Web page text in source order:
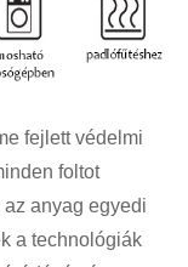
fejlett védelmi
foltot
anyag egyedi
a technológiák